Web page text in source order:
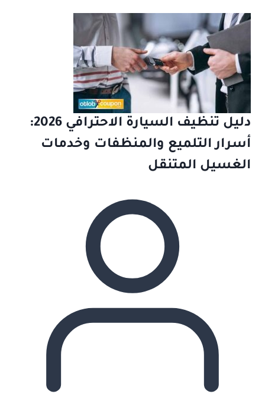
دليل تنظيف السيارة الاحترافي 2026:
أسرار التلميع والمنظفات وخدمات
الغسيل المتنقل